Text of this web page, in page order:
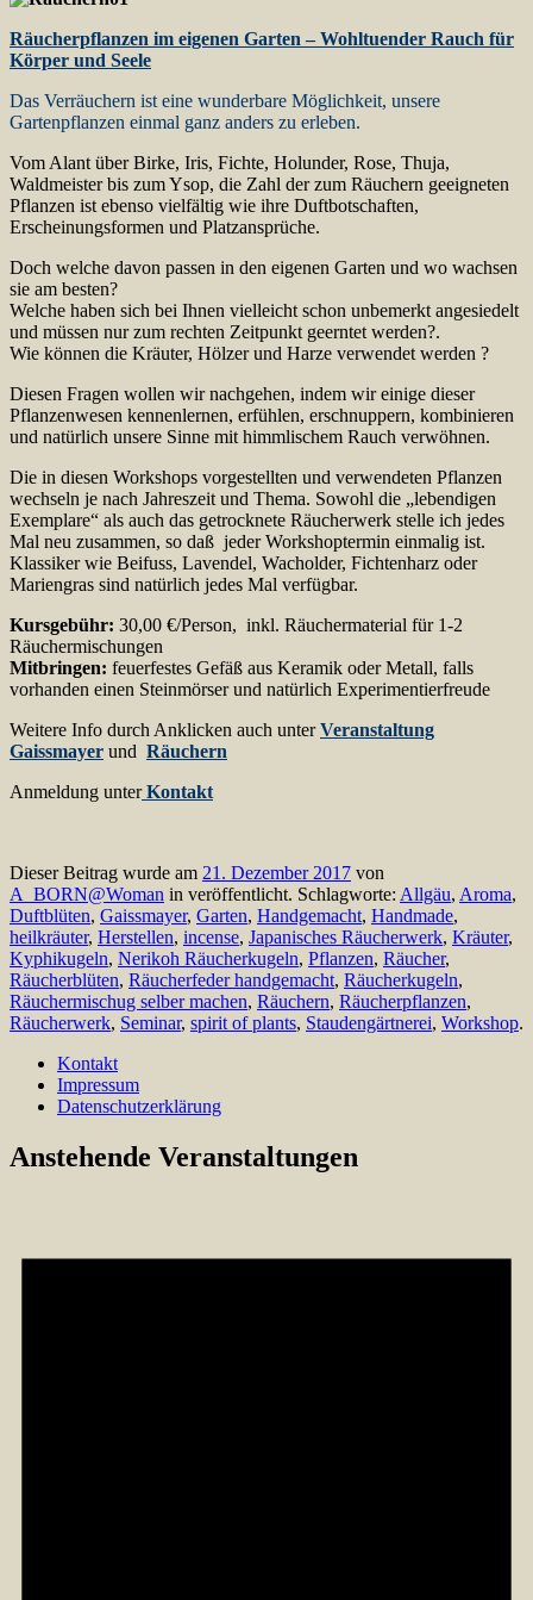
Räucherpflanzen im eigenen Garten – Wohltuender Rauch für
Körper und Seele
Das Verräuchern ist eine wunderbare Möglichkeit, unsere
Gartenpflanzen einmal ganz anders zu erleben.
Vom Alant über Birke, Iris, Fichte, Holunder, Rose, Thuja,
Waldmeister bis zum Ysop, die Zahl der zum Räuchern geeigneten
Pflanzen ist ebenso vielfältig wie ihre Duftbotschaften,
Erscheinungsformen und Platzansprüche.
Doch welche davon passen in den eigenen Garten und wo wachsen
sie am besten?
Welche haben sich bei Ihnen vielleicht schon unbemerkt angesiedelt
und müssen nur zum rechten Zeitpunkt geerntet werden?.
Wie können die Kräuter, Hölzer und Harze verwendet werden ?
Diesen Fragen wollen wir nachgehen, indem wir einige dieser
Pflanzenwesen kennenlernen, erfühlen, erschnuppern, kombinieren
und natürlich unsere Sinne mit himmlischem Rauch verwöhnen.
Die in diesen Workshops vorgestellten und verwendeten Pflanzen
wechseln je nach Jahreszeit und Thema. Sowohl die „lebendigen
Exemplare“ als auch das getrocknete Räucherwerk stelle ich jedes
Mal neu zusammen, so daß jeder Workshoptermin einmalig ist.
Klassiker wie Beifuss, Lavendel, Wacholder, Fichtenharz oder
Mariengras sind natürlich jedes Mal verfügbar.
Kursgebühr: 30,00 €/Person, inkl. Räuchermaterial für 1-2
Räuchermischungen
Mitbringen: feuerfestes Gefäß aus Keramik oder Metall, falls
vorhanden einen Steinmörser und natürlich Experimentierfreude
Weitere Info durch Anklicken auch unterVeranstaltung
Gaissmayer und Räuchern
Anmeldung unterKontakt
Dieser Beitrag wurde am 21. Dezember 2017 von
A_BORN@Woman in veröffentlicht. Schlagworte: Allgäu, Aroma,
Duftblüten, Gaissmayer, Garten, Handgemacht, Handmade,
heilkräuter, Herstellen, incense, Japanisches Räucherwerk, Kräuter,
Kyphikugeln, Nerikoh Räucherkugeln, Pflanzen, Räucher,
Räucherblüten, Räucherfeder handgemacht, Räucherkugeln,
Räuchermischug selber machen, Räuchern, Räucherpflanzen,
Räucherwerk, Seminar, spirit of plants, Staudengärtnerei, Workshop.
Kontakt
Impressum
Datenschutzerklärung
Anstehende Veranstaltungen